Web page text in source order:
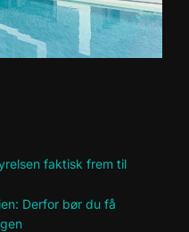
faktisk frem til
Derfor bør du få